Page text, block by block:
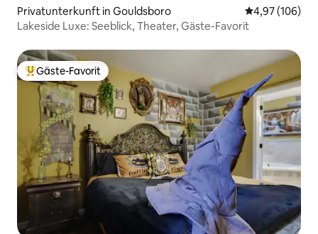
Privatunterkunft in Gouldsboro
4,97 (106)
Lakeside Luxe: Seeblick, Theater, Gäste-Favorit
Beliebter Gäste-Favorit.
Gäste-Favorit